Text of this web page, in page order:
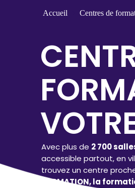
Accueil Centres de
Avec plus de 2 700
accessible partout, en
trouvez un centre
FORMATION, la